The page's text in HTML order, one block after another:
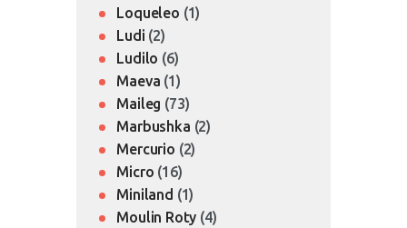
Loqueleo (1)
Ludi (2)
Ludilo (6)
Maeva (1)
Maileg (73)
Marbushka (2)
Mercurio (2)
Micro (16)
Miniland (1)
Moulin Roty (4)